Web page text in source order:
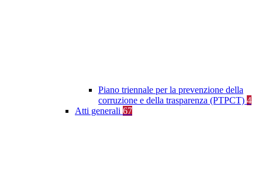
Piano triennale per la prevenzione della
corruzione e della trasparenza (PTPCT) 4
Atti generali 67